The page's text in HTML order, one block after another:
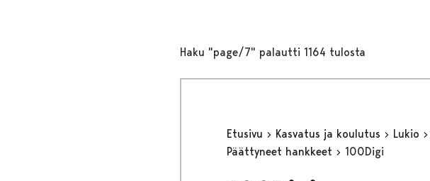
Haku "page/7" palautti 1164 tulosta
Etusivu Kasvatus ja koulutus Lukio
Päättyneet hankkeet
100Digi